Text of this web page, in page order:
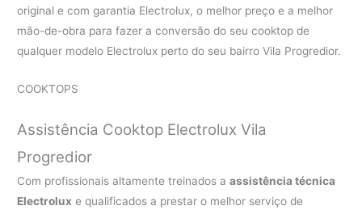
original e com garantia Electrolux, o melhor preço e a melhor
mão-de-obra para fazer a conversão do seu cooktop de
qualquer modelo Electrolux perto do seu bairro Vila Progredior.
COOKTOPS
Assistência Cooktop Electrolux Vila
Progredior
Com profissionais altamente treinados aassistência técnica
Electrolux e qualificados a prestar o melhor serviço de